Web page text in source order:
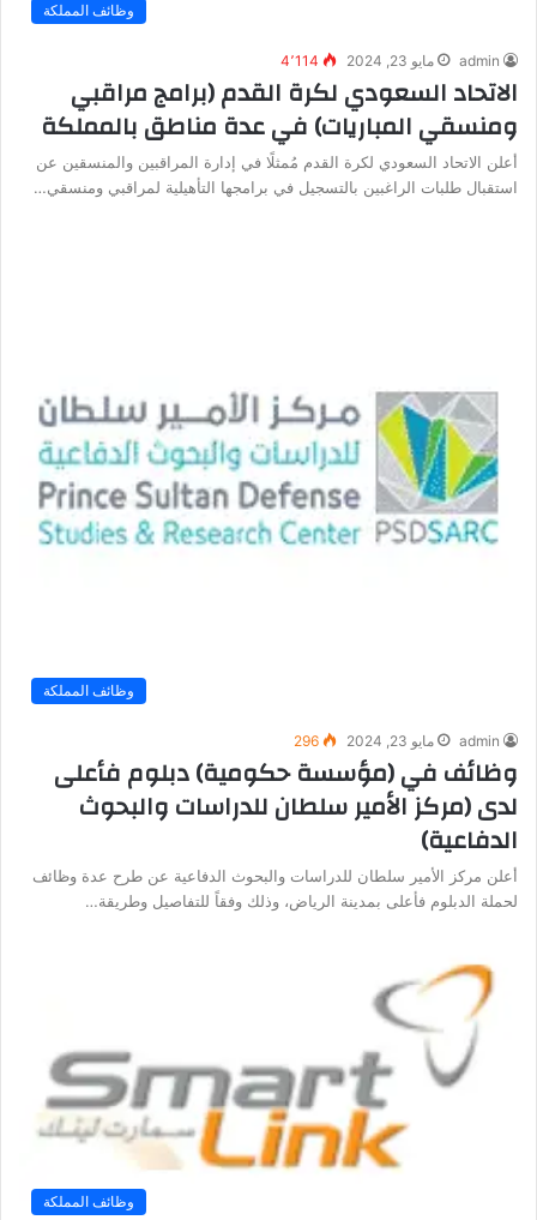
وظائف المملكة
admin مايو 23, 2024 4٬114
الاتحاد السعودي لكرة القدم (برامج مراقبي
ومنسقي المباريات) في عدة مناطق بالمملكة
أعلن الاتحاد السعودي لكرة القدم مُمثلًا في إدارة المراقبين والمنسقين عن
استقبال طلبات الراغبين بالتسجيل في برامجها التأهيلية لمراقبي ومنسقي…
وظائف المملكة
admin مايو 23, 2024 296
وظائف في (مؤسسة حكومية) دبلوم فأعلى
لدى (مركز الأمير سلطان للدراسات والبحوث
الدفاعية)
أعلن مركز الأمير سلطان للدراسات والبحوث الدفاعية عن طرح عدة وظائف
لحملة الدبلوم فأعلى بمدينة الرياض، وذلك وفقاً للتفاصيل وطريقة…
وظائف المملكة